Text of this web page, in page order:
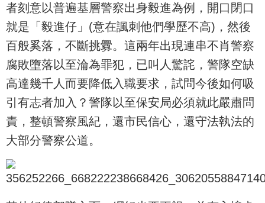
者刻意以普遍基層警察出身毅進為例，開口閉口
就是「毅進仔」(意在諷刺他們學歷不高)，然後
百般奚落，不斷挑釁。這兩年出現連串不肖警察
腐敗墮落以至淪為罪犯，已叫人驚詫，警隊空缺
高達幾千人而要降低入職要求，試問今後如何吸
引有志者加入？警隊以至保安局必須就此嚴肅問
責，整頓警察風紀，還市民信心，還守法執法的
大部分警察公道。